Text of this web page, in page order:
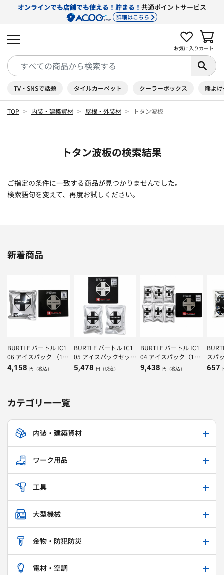
オンラインでも店舗でも使える！貯まる！ 共通ポイントサービス
詳細はこちら
お気に入り カート
TV・SNSで話題 タイルカーペット クーラーボックス 熊よ
TOP 内装・建築資材 屋根・外装材 トタン波板
トタン波板の検索結果
ご指定の条件に一致する商品が見つかりませんでした。
検索語句を変えて、再度お試しください。
新着商品
BURTLE バートル IC1
06 アイスパック （1K
g）×1個
4,158 円（税込）
BURTLE バートル IC1
05 アイスパックセット
（500g）×２個
5,478 円（税込）
BURTLE バートル IC1
04 アイスパック（150
g）×6個
9,438 円（税込）
スパ
657
カテゴリー一覧
内装・建築資材
ワーク用品
工具
大型機械
金物・防犯防災
電材・空調